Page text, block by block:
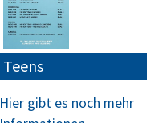
Teens
Hier gibt es noch mehr